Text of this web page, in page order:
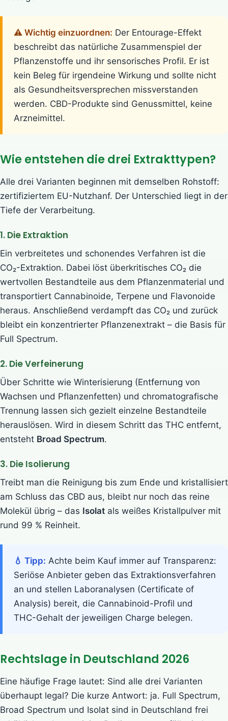
⚠️ Wichtig einzuordnen: Der Entourage-Effekt
beschreibt das natürliche Zusammenspiel der
Pflanzenstoffe und ihr sensorisches Profil. Er ist
kein Beleg für irgendeine Wirkung und sollte nicht
als Gesundheitsversprechen missverstanden
werden. CBD-Produkte sind Genussmittel, keine
Arzneimittel.
Wie entstehen die drei Extrakttypen?
Alle drei Varianten beginnen mit demselben Rohstoff:
zertifiziertem EU-Nutzhanf. Der Unterschied liegt in der
Tiefe der Verarbeitung.
1. Die Extraktion
Ein verbreitetes und schonendes Verfahren ist die
CO₂-Extraktion. Dabei löst überkritisches CO₂ die
wertvollen Bestandteile aus dem Pflanzenmaterial und
transportiert Cannabinoide, Terpene und Flavonoide
heraus. Anschließend verdampft das CO₂ und zurück
bleibt ein konzentrierter Pflanzenextrakt – die Basis für
Full Spectrum.
2. Die Verfeinerung
Über Schritte wie Winterisierung (Entfernung von
Wachsen und Pflanzenfetten) und chromatografische
Trennung lassen sich gezielt einzelne Bestandteile
herauslösen. Wird in diesem Schritt das THC entfernt,
entsteht Broad Spectrum.
3. Die Isolierung
Treibt man die Reinigung bis zum Ende und kristallisiert
am Schluss das CBD aus, bleibt nur noch das reine
Molekül übrig – das Isolat als weißes Kristallpulver mit
rund 99 % Reinheit.
💧 Tipp: Achte beim Kauf immer auf Transparenz:
Seriöse Anbieter geben das Extraktionsverfahren
an und stellen Laboranalysen (Certificate of
Analysis) bereit, die Cannabinoid-Profil und
THC-Gehalt der jeweiligen Charge belegen.
Rechtslage in Deutschland 2026
Eine häufige Frage lautet: Sind alle drei Varianten
überhaupt legal? Die kurze Antwort: ja. Full Spectrum,
Broad Spectrum und Isolat sind in Deutschland frei